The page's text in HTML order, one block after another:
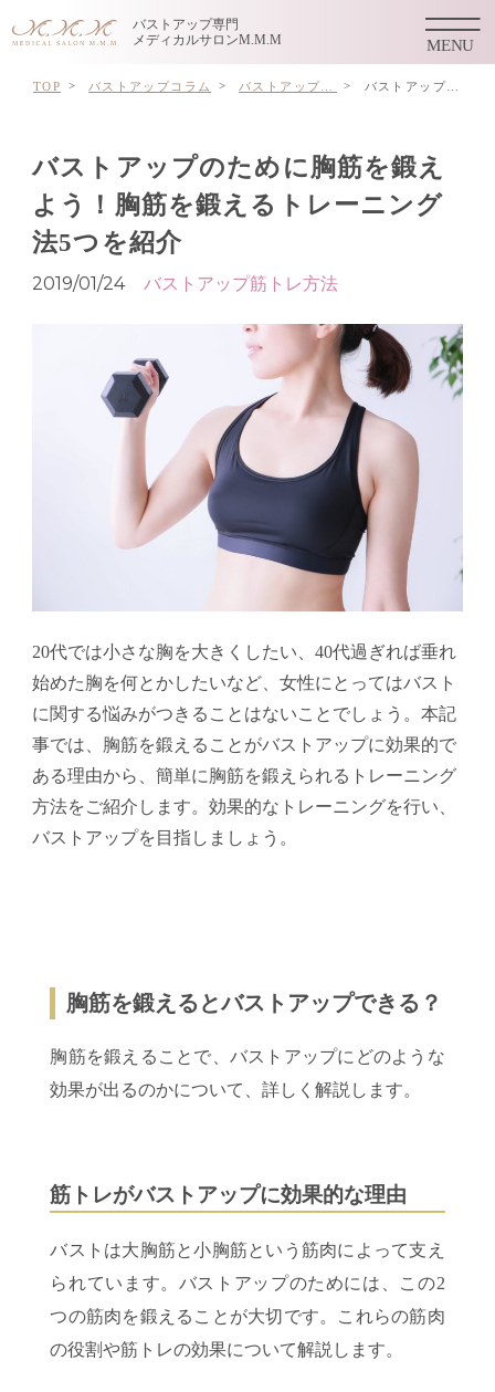
バストアップ専門
メディカルサロンM.M.M
TOP バストアップコラム
バストアップのために胸筋を鍛え
よう！胸筋を鍛えるトレーニング
法5つを紹介
2019/01/24 バストアップ筋トレ方法
20代では小さな胸を大きくしたい、40代過ぎれば垂れ
始めた胸を何とかしたいなど、女性にとってはバスト
に関する悩みがつきることはないことでしょう。本記
事では、胸筋を鍛えることがバストアップに効果的で
ある理由から、簡単に胸筋を鍛えられるトレーニング
方法をご紹介します。効果的なトレーニングを行い、
バストアップを目指しましょう。
胸筋を鍛えるとバストアップできる？
胸筋を鍛えることで、バストアップにどのような
効果が出るのかについて、詳しく解説します。
筋トレがバストアップに効果的な理由
バストは大胸筋と小胸筋という筋肉によって支え
られています。バストアップのためには、この2
つの筋肉を鍛えることが大切です。これらの筋肉
の役割や筋トレの効果について解説します。